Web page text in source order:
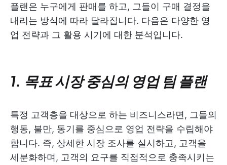
플랜은 누구에게 판매를 하고, 그들이 구매 결정을
내리는 방식에 따라 달라집니다. 다음은 다양한 영
업 전략과 그 활용 시기에 대한 분석입니다.
1. 목표 시장 중심의 영업 팀 플랜
특정 고객층을 대상으로 하는 비즈니스라면, 그들의
행동, 불만, 동기를 중심으로 영업 전략을 수립해야
합니다. 즉, 상세한 시장 조사를 실시하고, 고객을
세분화하며, 고객의 요구를 직접적으로 충족시키는